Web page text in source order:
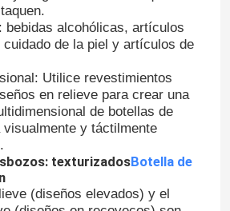
bebidas alcohólicas, artículos
cuidado de la piel y artículos de
Utilice revestimientos
en relieve para crear una
de botellas de
y táctilmente
texturizadosBotella de
(diseños elevados) y el